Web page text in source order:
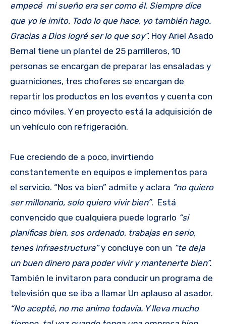
empecé mi sueño era ser como él. Siempre dice
que yo le imito. Todo lo que hace, yo también hago.
Gracias a Dios logré ser lo que soy”. Hoy Ariel Asado
Bernal tiene un plantel de 25 parrilleros, 10
personas se encargan de preparar las ensaladas y
guarniciones, tres choferes se encargan de
repartir los productos en los eventos y cuenta con
cinco móviles. Y en proyecto está la adquisición de
un vehículo con refrigeración.
Fue creciendo de a poco, invirtiendo
constantemente en equipos e implementos para
el servicio. “Nos va bien” admite y aclara “no quiero
ser millonario, solo quiero vivir bien”. Está
convencido que cualquiera puede lograrlo “si
planificas bien, sos ordenado, trabajas en serio,
tenes infraestructura”y concluye con un “te deja
un buen dinero para poder vivir y mantenerte bien”.
También le invitaron para conducir un programa de
televisión que se iba a llamar Un aplauso al asador.
“No acepté, no me animo todavía. Y lleva mucho